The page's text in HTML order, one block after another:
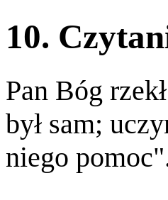
10.
Pan Bóg
był sam;
niego